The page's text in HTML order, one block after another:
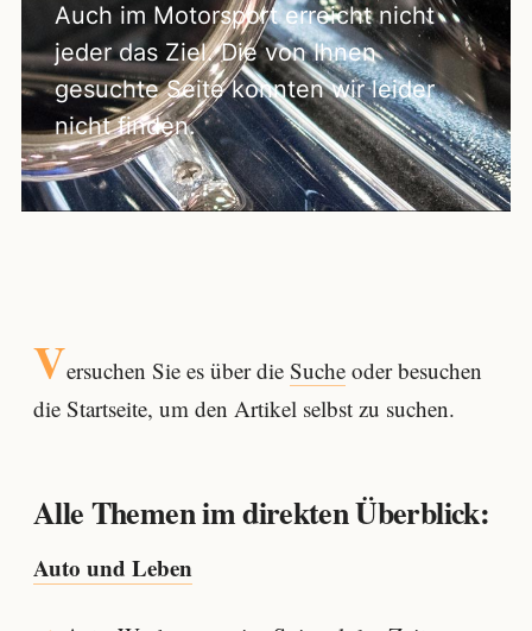
Auch im Motorsport erreicht nicht
jeder das Ziel. Die von Ihnen
gesuchte Seite konnten wir leider
nicht finden.
Versuchen Sie es über die Sucheoder besuchen
die Startseite, um den Artikel selbst zu suchen.
Alle Themen im direkten Überblick:
Auto und Leben